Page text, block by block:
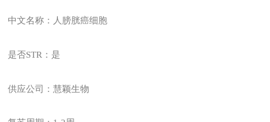
中文名称：人膀胱癌细胞
是否STR：是
供应公司：慧颖生物